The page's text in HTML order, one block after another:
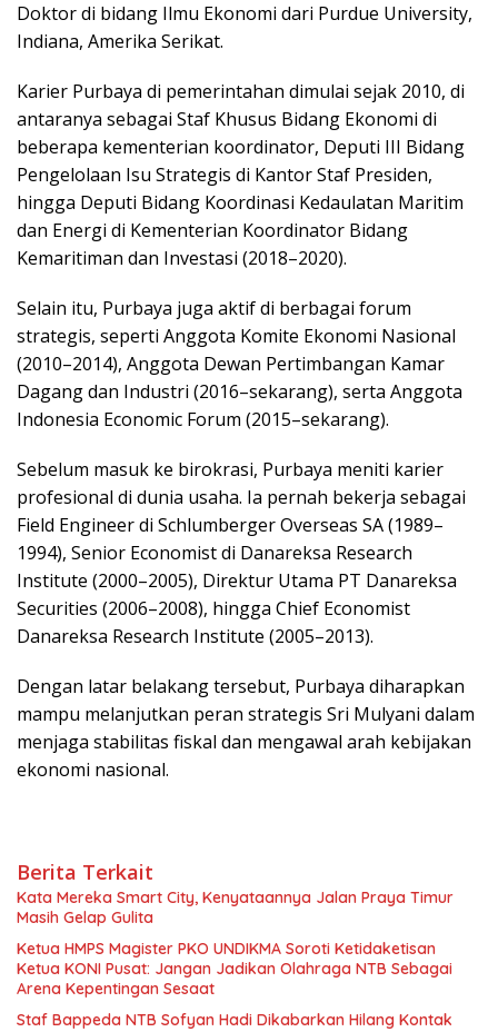
Doktor di bidang Ilmu Ekonomi dari Purdue University,
Indiana, Amerika Serikat.
Karier Purbaya di pemerintahan dimulai sejak 2010, di
antaranya sebagai Staf Khusus Bidang Ekonomi di
beberapa kementerian koordinator, Deputi III Bidang
Pengelolaan Isu Strategis di Kantor Staf Presiden,
hingga Deputi Bidang Koordinasi Kedaulatan Maritim
dan Energi di Kementerian Koordinator Bidang
Kemaritiman dan Investasi (2018–2020).
Selain itu, Purbaya juga aktif di berbagai forum
strategis, seperti Anggota Komite Ekonomi Nasional
(2010–2014), Anggota Dewan Pertimbangan Kamar
Dagang dan Industri (2016–sekarang), serta Anggota
Indonesia Economic Forum (2015–sekarang).
Sebelum masuk ke birokrasi, Purbaya meniti karier
profesional di dunia usaha. Ia pernah bekerja sebagai
Field Engineer di Schlumberger Overseas SA (1989–
1994), Senior Economist di Danareksa Research
Institute (2000–2005), Direktur Utama PT Danareksa
Securities (2006–2008), hingga Chief Economist
Danareksa Research Institute (2005–2013).
Dengan latar belakang tersebut, Purbaya diharapkan
mampu melanjutkan peran strategis Sri Mulyani dalam
menjaga stabilitas fiskal dan mengawal arah kebijakan
ekonomi nasional.
Berita Terkait
Kata Mereka Smart City, Kenyataannya Jalan Praya Timur
Masih Gelap Gulita
Ketua HMPS Magister PKO UNDIKMA Soroti Ketidaketisan
Ketua KONI Pusat: Jangan Jadikan Olahraga NTB Sebagai
Arena Kepentingan Sesaat
Staf Bappeda NTB Sofyan Hadi Dikabarkan Hilang Kontak